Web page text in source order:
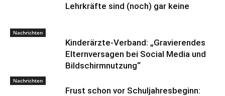
Lehrkräfte sind (noch) gar keine
Nachrichten
Kinderärzte-Verband: „Gravierendes
Elternversagen bei Social Media und
Bildschirmnutzung“
Nachrichten
Frust schon vor Schuljahresbeginn: